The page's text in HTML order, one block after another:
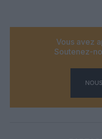
Vous avez
Soutenez-